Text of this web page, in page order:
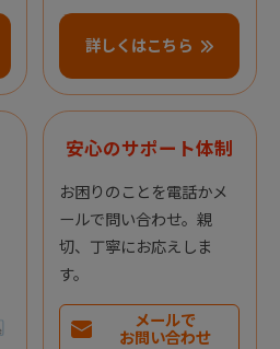
詳しくはこちら
安心のサポート体制
お困りのことを電話かメ
ールで問い合わせ。親
切、丁寧にお応えしま
す。
メールで
お問い合わせ